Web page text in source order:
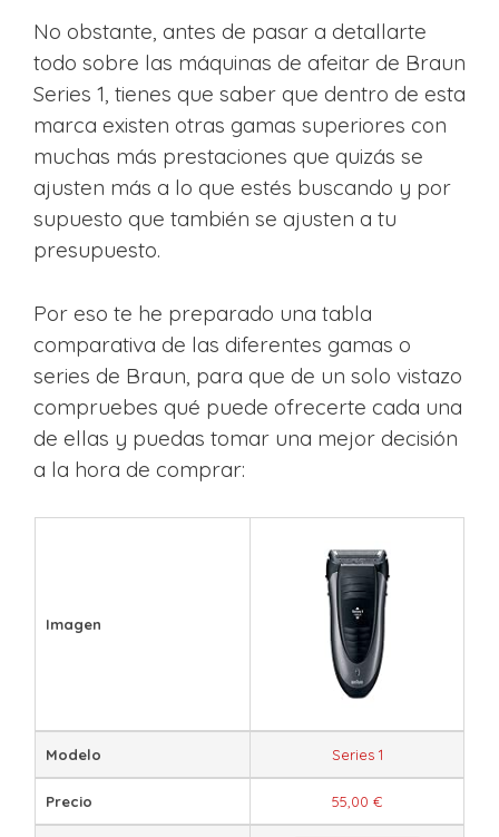
No obstante, antes de pasar a detallarte
todo sobre las máquinas de afeitar de Braun
Series 1, tienes que saber que dentro de esta
marca existen otras gamas superiores con
muchas más prestaciones que quizás se
ajusten más a lo que estés buscando y por
supuesto que también se ajusten a tu
presupuesto.
Por eso te he preparado una tabla
comparativa de las diferentes gamas o
series de Braun, para que de un solo vistazo
compruebes qué puede ofrecerte cada una
de ellas y puedas tomar una mejor decisión
a la hora de comprar:
Imagen
Modelo Series 1
Precio 55,00 €